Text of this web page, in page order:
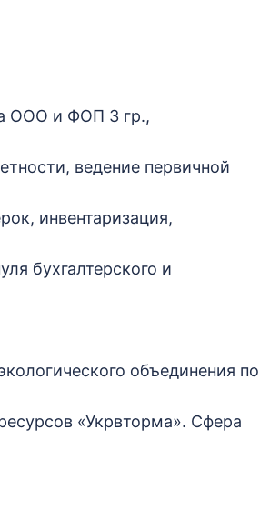
ООО и ФОП 3 гр.,
ведение первичной
инвентаризация,
бухгалтерского и
объединения по
«Укрвторма». Сфера